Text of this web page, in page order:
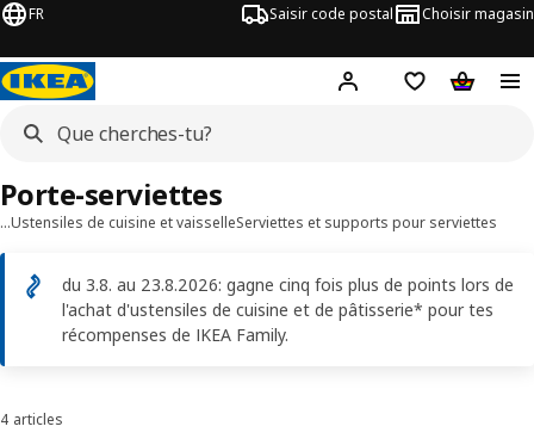
FR Saisir code postal Choisir magasin
Hej! Connecte-toi
Liste d'achats
Panier
…Ustensiles de cuisine et vaisselleServiettes et supports pour serviettes
du 3.8. au 23.8.2026: gagne cinq fois plus de points lors de
l'achat d'ustensiles de cuisine et de pâtisserie* pour tes
récompenses de IKEA Family.
Porte-serviettes
Trier et filtrer
4 articles